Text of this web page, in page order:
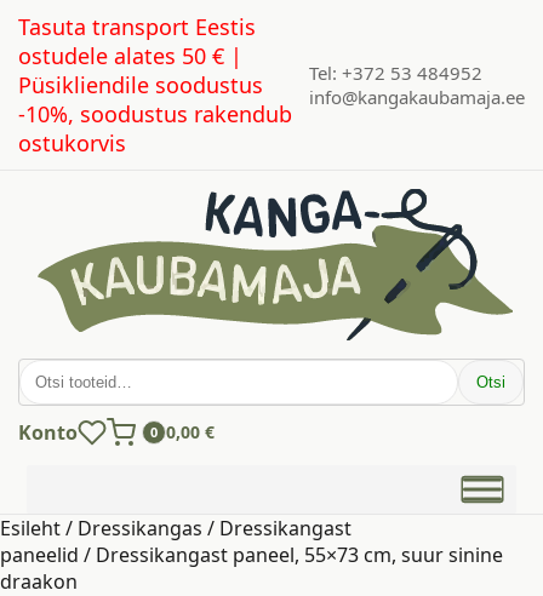
Tasuta transport Eestis
ostudele alates 50 € |
Püsikliendile soodustus
-10%, soodustus rakendub
ostukorvis
Tel: +372 53 484952
info@kangakaubamaja.ee
Otsi: Otsi
Konto 0 0,00 €
Esileht/ Dressikangas / Dressikangast
paneelid / Dressikangast paneel, 55×73 cm, suur sinine
draakon